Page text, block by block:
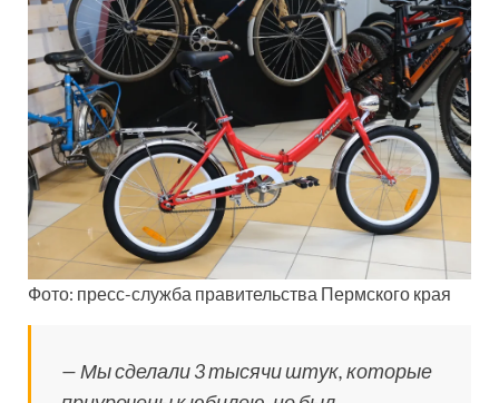
Фото: пресс-служба правительства Пермского края
— Мы сделали 3 тысячи штук, которые